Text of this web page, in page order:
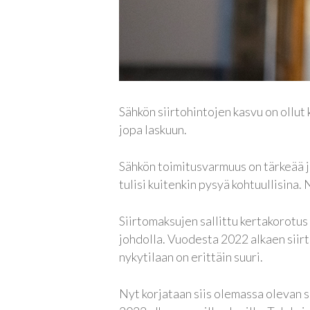
Sähkön siirtohintojen kasvu on
jopa laskuun.
Sähkön toimitusvarmuus on
tulisi kuitenkin pysyä kohtuullisina.
Siirtomaksujen sallittu
johdolla. Vuodesta 2022 alkaen
nykytilaan on erittäin suuri.
Nyt korjataan siis olemassa